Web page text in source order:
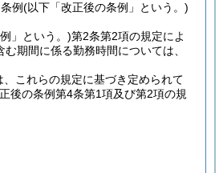
例(以下「改正後の条例」という。)
」という。)第2条第2項の規定によ
期間に係る勤務時間については、
これらの規定に基づき定められて
後の条例第4条第1項及び第2項の規